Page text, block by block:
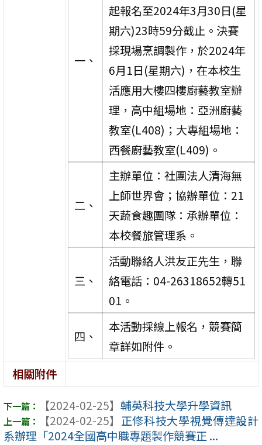
一、
起報名至2024年3月30日(星
期六)23時59分截止。決賽
採現場烹調製作，於2024年
6月1日(星期六)，在本校生
活應用大樓四樓廚藝教室辦
理，高中組場地：亞洲廚藝
教室(L408)；大專組場地：
西餐廚藝教室(L409)。
二、
主辦單位：社團法人清海無
上師世界會；協辦單位：21
天蔬食趣團隊：承辦單位：
本校餐旅管理系。
三、
活動聯絡人洪友正先生，聯
絡電話：04-26318652轉51
01。
四、
本活動採線上報名，競賽簡
章詳如附件。
相關附件
【2024-02-25】 輔英科技大學升學資訊
【2024-02-25】 正修科技大學視覺傳達設計
系辦理「2024全國高中職專題製作競賽正 ...